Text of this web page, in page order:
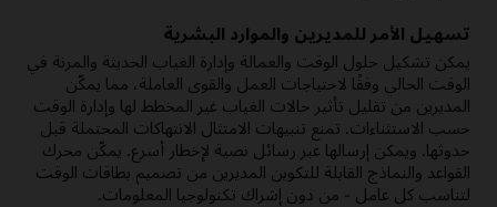
تسهيل الأمر للمديرين والموارد البشرية
يمكن تشكيل حلول الوقت والعمالة وإدارة الغياب الحديثة والمرنة في
الوقت الحالي وفقًا لاحتياجات العمل والقوى العاملة، مما يمكّن
المديرين من تقليل تأثير حالات الغياب غير المخطط لها وإدارة الوقت
حسب الاستثناءات. تمنع تنبيهات الامتثال الانتهاكات المحتملة قبل
حدوثها. ويمكن إرسالها عبر رسائل نصية لإخطار أسرع. يمكّن محرك
القواعد والنماذج القابلة للتكوين المديرين من تصميم بطاقات الوقت
لتناسب كل عامل - من دون إشراك تكنولوجيا المعلومات.